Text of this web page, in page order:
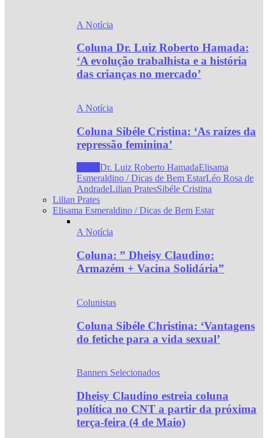
A Notícia
Coluna Dr. Luiz Roberto Hamada:
‘A evolução trabalhista e a história
das crianças no mercado’
A Notícia
Coluna Sibéle Cristina: ‘As raízes da
repressão feminina’
Dr. Luiz Roberto HamadaElisama
Esmeraldino / Dicas de Bem EstarLéo Rosa de
AndradeLilian PratesSibéle Cristina
Lilian Prates
Elisama Esmeraldino / Dicas de Bem Estar
A Notícia
Coluna: ” Dheisy Claudino:
Armazém + Vacina Solidária”
Colunistas
Coluna Sibéle Christina: ‘Vantagens
do fetiche para a vida sexual’
Banners Selecionados
Dheisy Claudino estreia coluna
política no CNT a partir da próxima
terça-feira (4 de Maio)